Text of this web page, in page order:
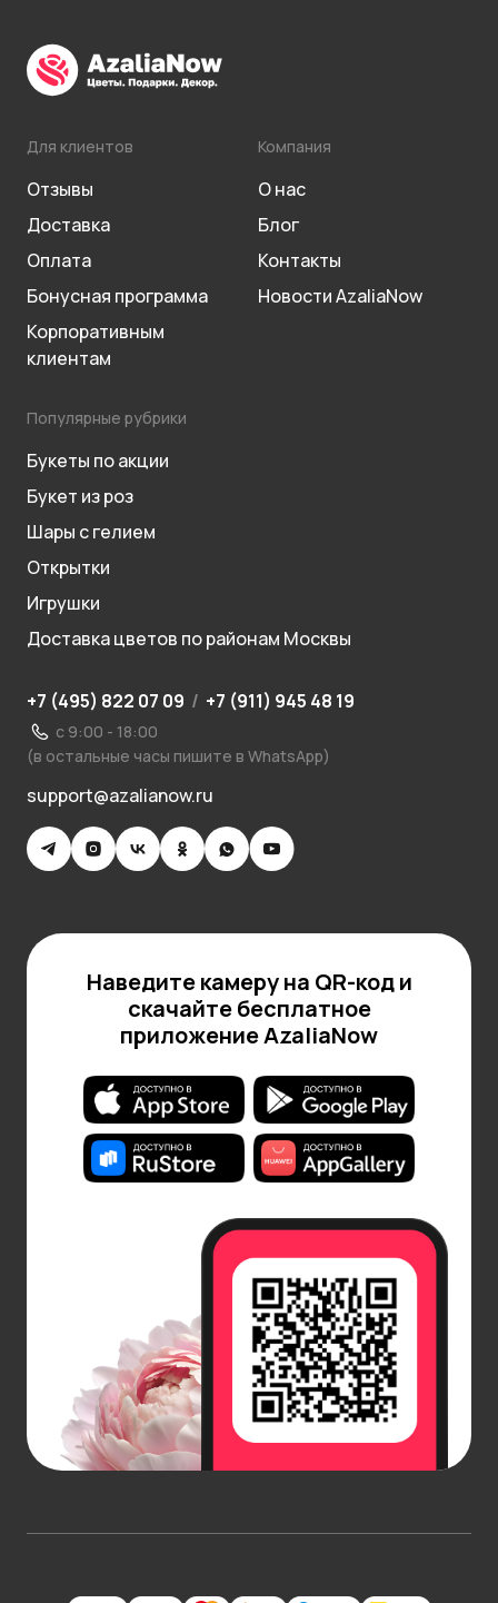
Для клиентов
Отзывы
Доставка
Оплата
Бонусная программа
Корпоративным
клиентам
Компания
О нас
Блог
Контакты
Новости AzaliaNow
Популярные рубрики
Букеты по акции
Букет из роз
Шары с гелием
Открытки
Игрушки
Доставка цветов по районам Москвы
+7 (495) 822 07 09 / +7 (911) 945 48 19
с 9:00 - 18:00
(в остальные часы пишите в WhatsApp)
support@azalianow.ru
Наведите камеру на QR-код и
скачайте бесплатное
приложение AzaliaNow